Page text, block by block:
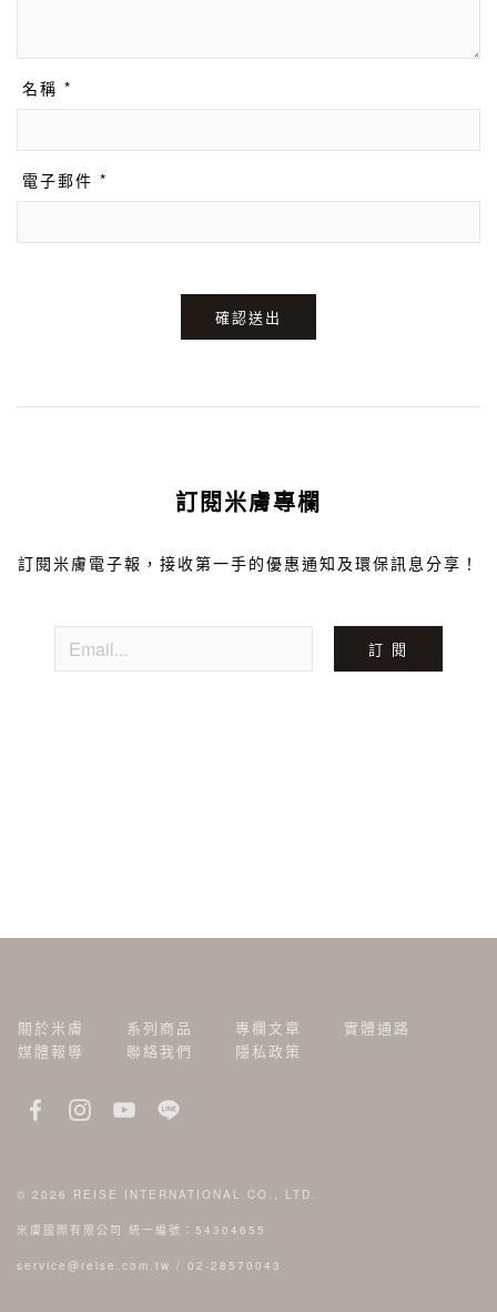
名稱 *
電子郵件 *
確認送出
訂閱米膚專欄
訂閱米膚電子報，接收第一手的優惠通知及環保訊息分享！
訂 閱
關於米膚 系列商品 專欄文章
實體通路
媒體報導
聯絡我們 隱私政策
© 2026 REISE INTERNATIONAL CO., LTD.
米膚國際有限公司 統一編號：54304655
service@reise.com.tw / 02-28570043